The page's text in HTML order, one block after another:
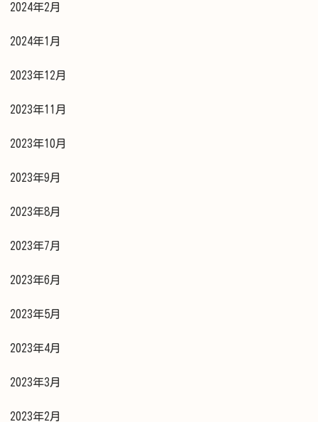
2024年2月
2024年1月
2023年12月
2023年11月
2023年10月
2023年9月
2023年8月
2023年7月
2023年6月
2023年5月
2023年4月
2023年3月
2023年2月